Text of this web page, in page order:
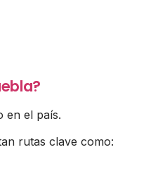
en el país.
rutas clave como: